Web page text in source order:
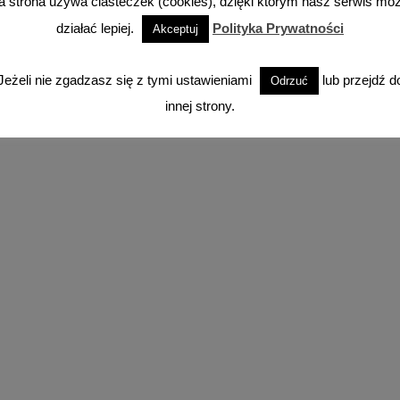
Facebook Instagram YouTube TikTok
działać lepiej.
Akceptuj Polityka Prywatności
nie zgadzasz się z tymi ustawieniami Odrzuć
lub przejdź
innej strony.